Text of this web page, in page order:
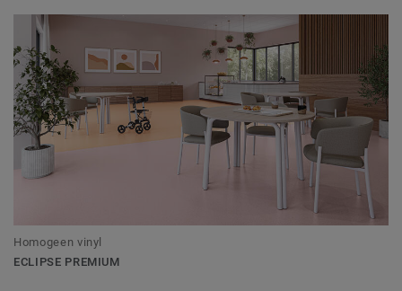
Homogeen vinyl
ECLIPSE PREMIUM